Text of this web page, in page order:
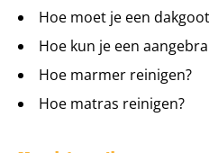
Hoe moet je een
Hoe kun je een
Hoe marmer reinigen?
Hoe matras reinigen?